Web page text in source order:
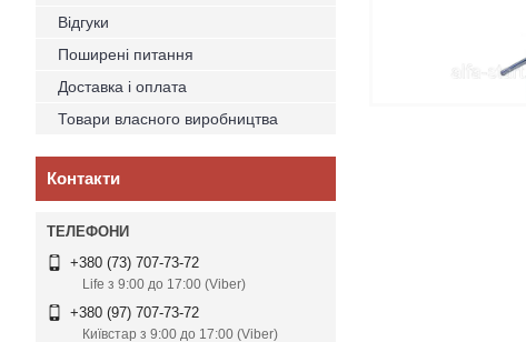
Відгуки
Поширені питання
Доставка і оплата
Товари власного виробництва
Контакти
+380 (73) 707-73-72
Life з 9:00 до 17:00 (Viber)
+380 (97) 707-73-72
Київстар з 9:00 до 17:00 (Viber)